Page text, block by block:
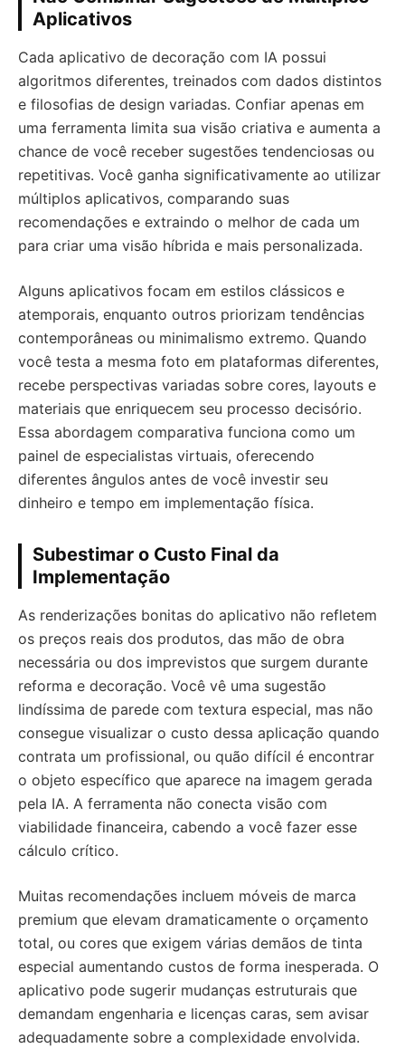
Aplicativos
Cada aplicativo de decoração com IA possui
algoritmos diferentes, treinados com dados distintos
e filosofias de design variadas. Confiar apenas em
uma ferramenta limita sua visão criativa e aumenta a
chance de você receber sugestões tendenciosas ou
repetitivas. Você ganha significativamente ao utilizar
múltiplos aplicativos, comparando suas
recomendações e extraindo o melhor de cada um
para criar uma visão híbrida e mais personalizada.
Alguns aplicativos focam em estilos clássicos e
atemporais, enquanto outros priorizam tendências
contemporâneas ou minimalismo extremo. Quando
você testa a mesma foto em plataformas diferentes,
recebe perspectivas variadas sobre cores, layouts e
materiais que enriquecem seu processo decisório.
Essa abordagem comparativa funciona como um
painel de especialistas virtuais, oferecendo
diferentes ângulos antes de você investir seu
dinheiro e tempo em implementação física.
Subestimar o Custo Final da
Implementação
As renderizações bonitas do aplicativo não refletem
os preços reais dos produtos, das mão de obra
necessária ou dos imprevistos que surgem durante
reforma e decoração. Você vê uma sugestão
lindíssima de parede com textura especial, mas não
consegue visualizar o custo dessa aplicação quando
contrata um profissional, ou quão difícil é encontrar
o objeto específico que aparece na imagem gerada
pela IA. A ferramenta não conecta visão com
viabilidade financeira, cabendo a você fazer esse
cálculo crítico.
Muitas recomendações incluem móveis de marca
premium que elevam dramaticamente o orçamento
total, ou cores que exigem várias demãos de tinta
especial aumentando custos de forma inesperada. O
aplicativo pode sugerir mudanças estruturais que
demandam engenharia e licenças caras, sem avisar
adequadamente sobre a complexidade envolvida.